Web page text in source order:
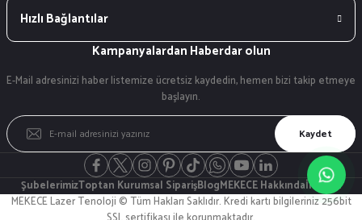
Hızlı Bağlantılar
Kampanyalardan Haberdar olun
E-Mail adresinizi haber listemize ücretsiz kaydedin, hemen bizi takip etmeye
başlayın.
Kaydet
ŞubelerimizToptan Kurumsal SiparişBlogMEKECE Hakkındaİletişim
MEKECE Lazer Tenoloji © Tüm Hakları Saklıdır. Kredi kartı bilgileriniz 256bit